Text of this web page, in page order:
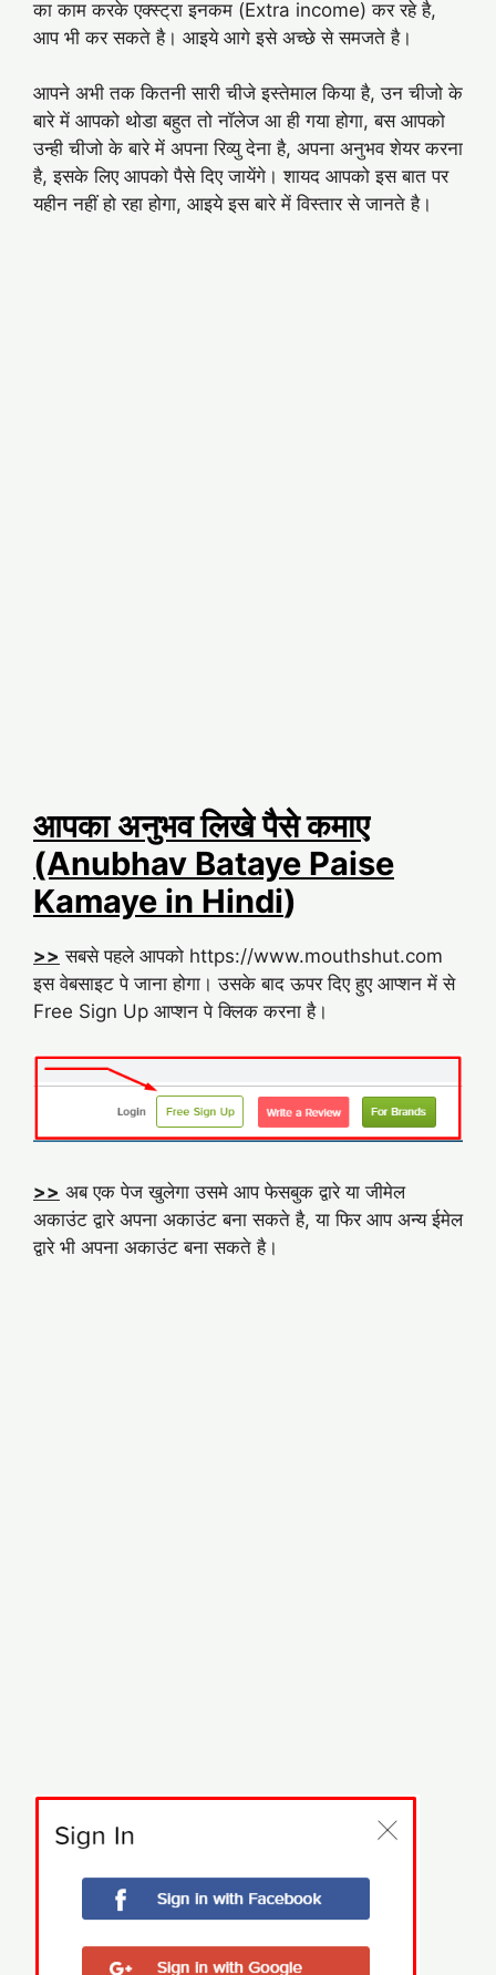
का काम करके एक्स्ट्रा इनकम (Extra income) कर रहे है,
आप भी कर सकते है। आइये आगे इसे अच्छे से समजते है।
आपने अभी तक कितनी सारी चीजे इस्तेमाल किया है, उन चीजो के
बारे में आपको थोडा बहुत तो नॉलेज आ ही गया होगा, बस आपको
उन्ही चीजो के बारे में अपना रिव्यु देना है, अपना अनुभव शेयर करना
है, इसके लिए आपको पैसे दिए जायेंगे। शायद आपको इस बात पर
यहीन नहीं हो रहा होगा, आइये इस बारे में विस्तार से जानते है।
आपका अनुभव लिखे पैसे कमाए
(Anubhav Bataye Paise
Kamaye in Hindi)
>> सबसे पहले आपको https://www.mouthshut.com
इस वेबसाइट पे जाना होगा। उसके बाद ऊपर दिए हुए आप्शन में से
Free Sign Up आप्शन पे क्लिक करना है।
>> अब एक पेज खुलेगा उसमे आप फेसबुक द्वारे या जीमेल
अकाउंट द्वारे अपना अकाउंट बना सकते है, या फिर आप अन्य ईमेल
द्वारे भी अपना अकाउंट बना सकते है।